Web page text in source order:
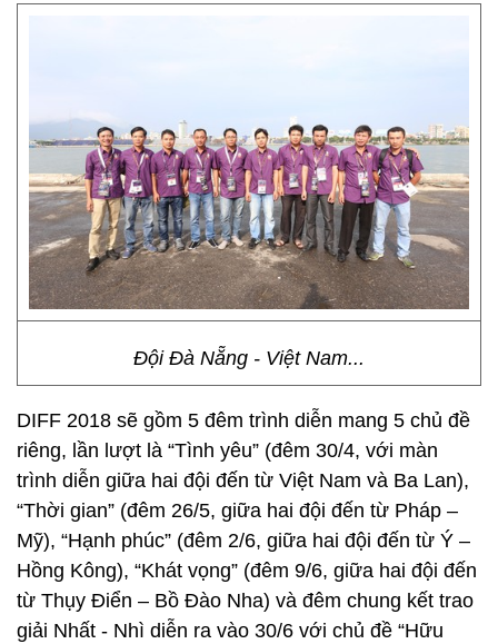
Đội Đà Nẵng - Việt Nam...
DIFF 2018 sẽ gồm 5 đêm trình diễn mang 5 chủ đề
riêng, lần lượt là “Tình yêu” (đêm 30/4, với màn
trình diễn giữa hai đội đến từ Việt Nam và Ba Lan),
“Thời gian” (đêm 26/5, giữa hai đội đến từ Pháp –
Mỹ), “Hạnh phúc” (đêm 2/6, giữa hai đội đến từ Ý –
Hồng Kông), “Khát vọng” (đêm 9/6, giữa hai đội đến
từ Thụy Điển – Bồ Đào Nha) và đêm chung kết trao
giải Nhất - Nhì diễn ra vào 30/6 với chủ đề “Hữu